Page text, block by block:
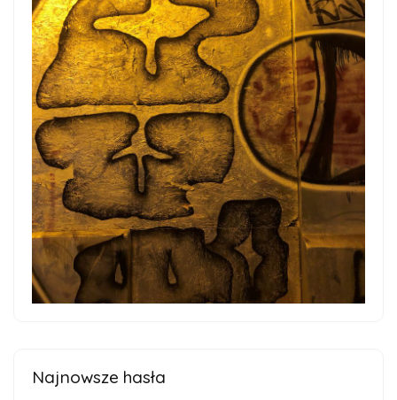
Najnowsze hasła